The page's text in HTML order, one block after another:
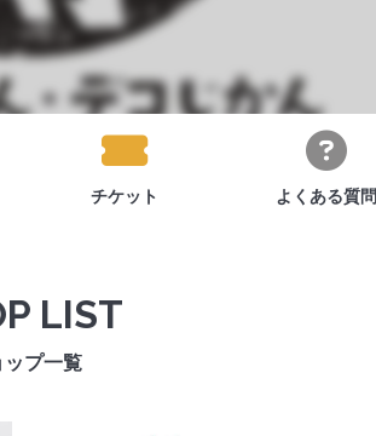
チケット よくある質問
LIST
ップ一覧